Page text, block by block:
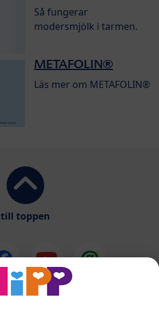
Så fungerar
modersmjölk i tarmen.
METAFOLIN®
Läs mer om METAFOLIN®
till toppen